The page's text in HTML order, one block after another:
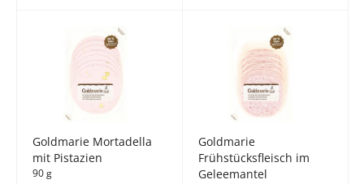
Goldmarie Mortadella
mit Pistazien
90 g
Goldmarie
Frühstücksfleisch im
Geleemantel